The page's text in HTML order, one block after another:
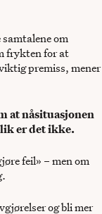
om
frykten for at
premiss, mener
at nåsituasjonen
er det ikke.
feil» – men om
og bli mer